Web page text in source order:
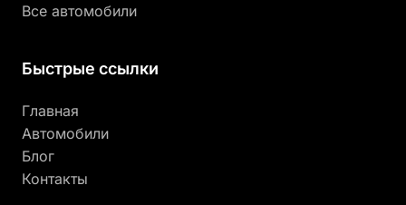
Все автомобили
Быстрые ссылки
Главная
Автомобили
Блог
Контакты